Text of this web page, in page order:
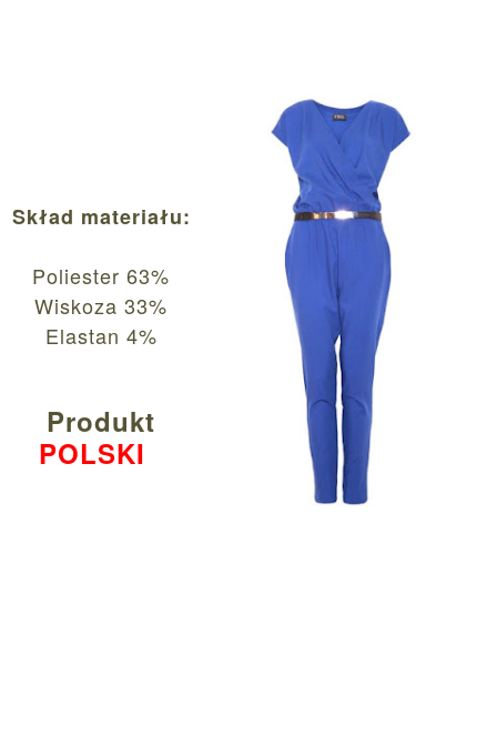
Skład materiału:
Poliester 63%
Wiskoza 33%
Elastan 4%
Produkt
POLSKI